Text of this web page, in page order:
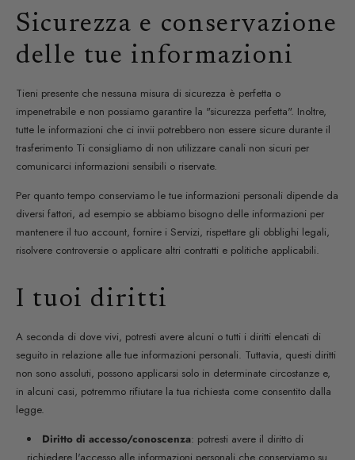
Sicurezza e conservazione
delle tue informazioni
Tieni presente che nessuna misura di sicurezza è perfetta o
impenetrabile e non possiamo garantire la "sicurezza perfetta". Inoltre,
tutte le informazioni che ci invii potrebbero non essere sicure durante il
trasferimento Ti consigliamo di non utilizzare canali non sicuri per
comunicarci informazioni sensibili o riservate.
Per quanto tempo conserviamo le tue informazioni personali dipende da
diversi fattori, ad esempio se abbiamo bisogno delle informazioni per
mantenere il tuo account, fornire i Servizi, rispettare gli obblighi legali,
risolvere controversie o applicare altri contratti e politiche applicabili.
I tuoi diritti
A seconda di dove vivi, potresti avere alcuni o tutti i diritti elencati di
seguito in relazione alle tue informazioni personali. Tuttavia, questi diritti
non sono assoluti, possono applicarsi solo in determinate circostanze e,
in alcuni casi, potremmo rifiutare la tua richiesta come consentito dalla
legge.
Diritto di accesso/conoscenza: potresti avere il diritto di
richiedere l'accesso alle informazioni personali che conserviamo su